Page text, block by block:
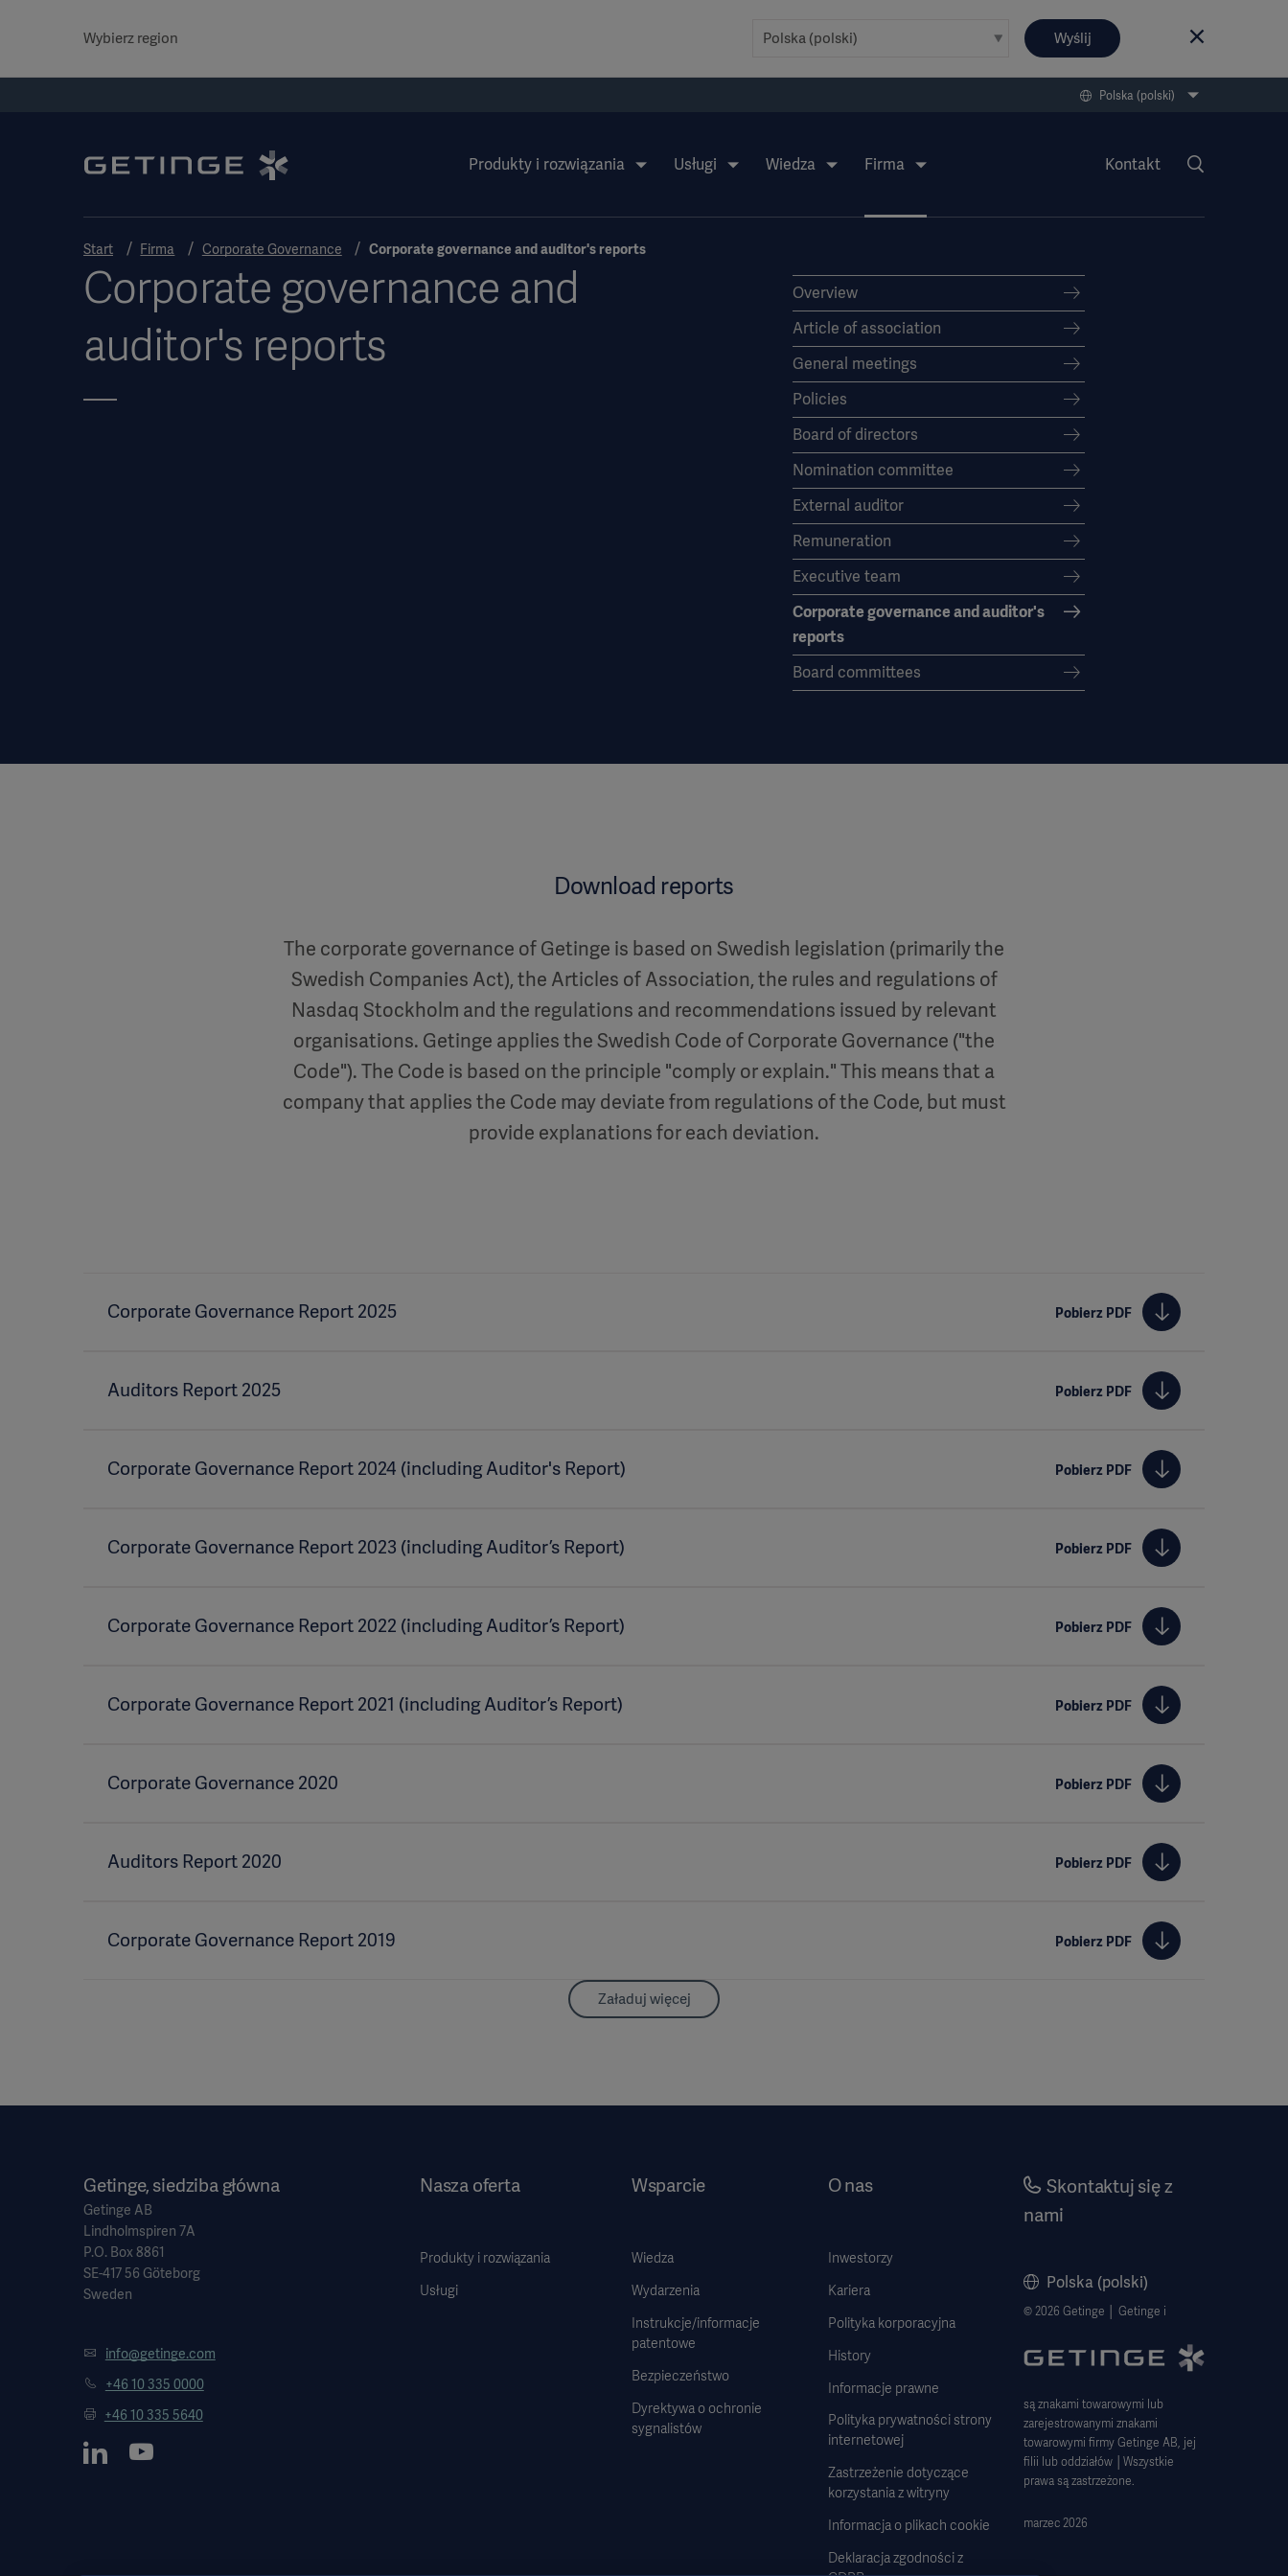
Wybierz region Wyślij
Polska (polski)
Produkty i rozwiązania Usługi Wiedza Firma Kontakt
Start Firma Corporate Governance Corporate governance and auditor's reports
Corporate governance and
auditor's reports
Overview
Article of association
General meetings
Policies
Board of directors
Nomination committee
External auditor
Remuneration
Executive team
Corporate governance and auditor's
reports
Board committees
Download reports
The corporate governance of Getinge is based on Swedish legislation (primarily the
Swedish Companies Act), the Articles of Association, the rules and regulations of
Nasdaq Stockholm and the regulations and recommendations issued by relevant
organisations. Getinge applies the Swedish Code of Corporate Governance ("the
Code"). The Code is based on the principle "comply or explain." This means that a
company that applies the Code may deviate from regulations of the Code, but must
provide explanations for each deviation.
Corporate Governance Report 2025 Pobierz PDF
Auditors Report 2025 Pobierz PDF
Corporate Governance Report 2024 (including Auditor's Report) Pobierz PDF
Corporate Governance Report 2023 (including Auditor’s Report) Pobierz PDF
Corporate Governance Report 2022 (including Auditor’s Report) Pobierz PDF
Corporate Governance Report 2021 (including Auditor’s Report) Pobierz PDF
Corporate Governance 2020 Pobierz PDF
Auditors Report 2020 Pobierz PDF
Corporate Governance Report 2019 Pobierz PDF
Załaduj więcej
Getinge, siedziba główna
Getinge AB
Lindholmspiren 7A
P.O. Box 8861
SE-417 56 Göteborg
Sweden
info@getinge.com
+46 10 335 0000
+46 10 335 5640
Nasza oferta
Produkty i rozwiązania
Usługi
Wsparcie
Wiedza
Wydarzenia
Instrukcje/informacje
patentowe
Bezpieczeństwo
Dyrektywa o ochronie
sygnalistów
O nas
Inwestorzy
Kariera
Polityka korporacyjna
History
Informacje prawne
Polityka prywatności strony
internetowej
Zastrzeżenie dotyczące
korzystania z witryny
Informacja o plikach cookie
Deklaracja zgodności z
Skontaktuj się z
nami
Polska (polski)
© 2026 Getinge │ Getinge i
są znakami towarowymi lub
zarejestrowanymi znakami
towarowymi firmy Getinge AB, jej
filii lub oddziałów │Wszystkie
prawa są zastrzeżone.
marzec 2026